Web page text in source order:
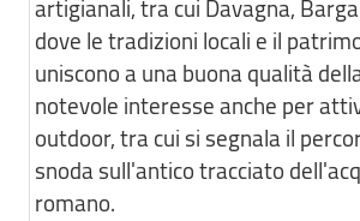
artigianali, tra cui Davagna,
dove le tradizioni locali e il
uniscono a una buona qualità
notevole interesse anche per
outdoor, tra cui si segnala il
snoda sull'antico tracciato
romano.